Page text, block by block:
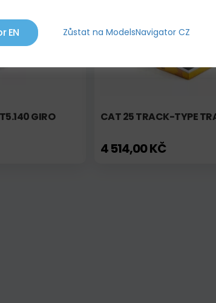
GIRO CAT 25 TRACK-TYPE
4 514,00 KČ
EN Zůstat na ModelsNavigator CZ